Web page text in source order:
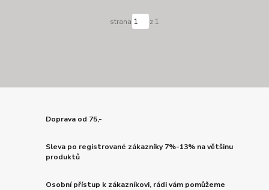
strana z 1
Doprava od 75,-
Sleva po registrované zákazníky 7%-13% na většinu
produktů
Osobní přístup k zákazníkovi, rádi vám pomůžeme